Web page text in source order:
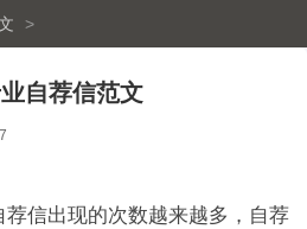
>
自荐信范文
信出现的次数越来越多，自荐